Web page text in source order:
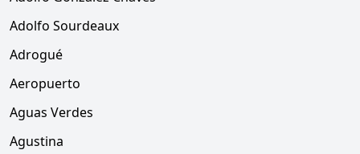
Adolfo Sourdeaux
Adrogué
Aeropuerto
Aguas Verdes
Agustina